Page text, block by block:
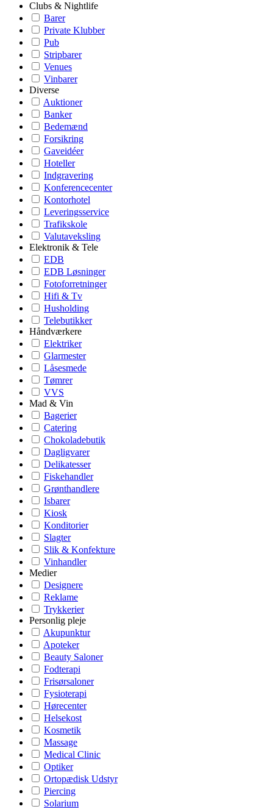
Clubs & Nightlife
Barer
Private Klubber
Pub
Stripbarer
Venues
Vinbarer
Diverse
Auktioner
Banker
Bedemænd
Forsikring
Gaveidéer
Hoteller
Indgravering
Konferencecenter
Kontorhotel
Leveringsservice
Trafikskole
Valutaveksling
Elektronik & Tele
EDB
EDB Løsninger
Fotoforretninger
Hifi & Tv
Husholding
Telebutikker
Håndværkere
Elektriker
Glarmester
Låsesmede
Tømrer
VVS
Mad & Vin
Bagerier
Catering
Chokoladebutik
Dagligvarer
Delikatesser
Fiskehandler
Grønthandlere
Isbarer
Kiosk
Konditorier
Slagter
Slik & Konfekture
Vinhandler
Medier
Designere
Reklame
Trykkerier
Personlig pleje
Akupunktur
Apoteker
Beauty Saloner
Fodterapi
Frisørsaloner
Fysioterapi
Hørecenter
Helsekost
Kosmetik
Massage
Medical Clinic
Optiker
Ortopædisk Udstyr
Piercing
Solarium